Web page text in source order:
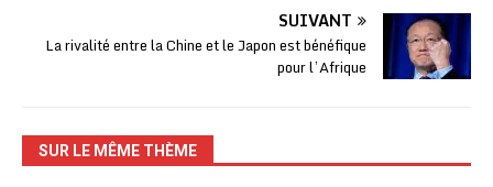
SUIVANT
La rivalité entre la Chine et le Japon est bénéfique
pour l’Afrique
SUR LE MÊME THÈME